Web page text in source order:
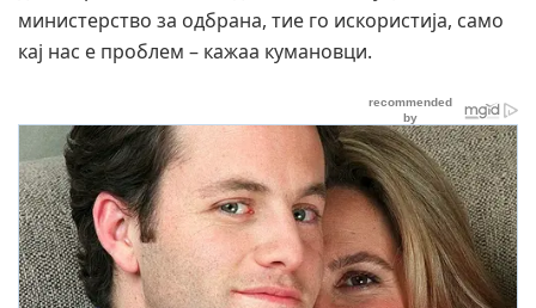
министерство за одбрана, тие го искористија, само
кај нас е проблем – кажаа кумановци.